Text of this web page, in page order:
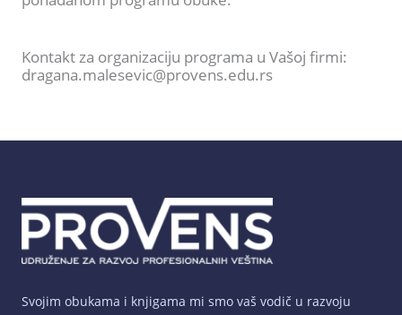
Kontakt za organizaciju programa u Vašoj firmi:
dragana.malesevic@provens.edu.rs
Svojim obukama i knjigama mi smo vaš vodič u razvoju